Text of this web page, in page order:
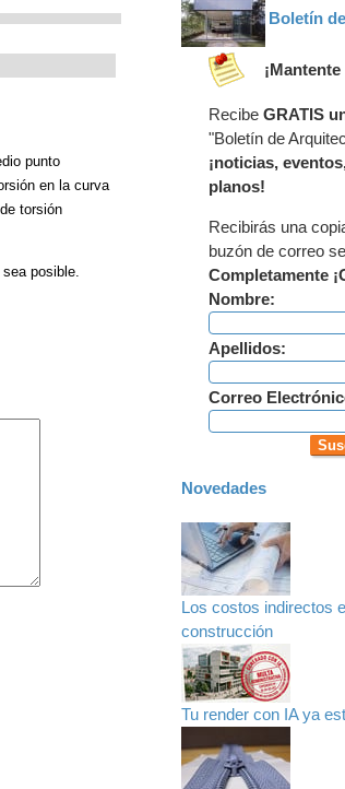
punto
en la curva
torsión
posible.
Boletín
Recibe GRATIS
"Boletín de
¡noticias,
planos!
Recibirás una
buzón de correo
Completamente
Nombre:
Apellidos:
Correo
Novedades
Los costos indirectos
construcción
Tu render con IA ya